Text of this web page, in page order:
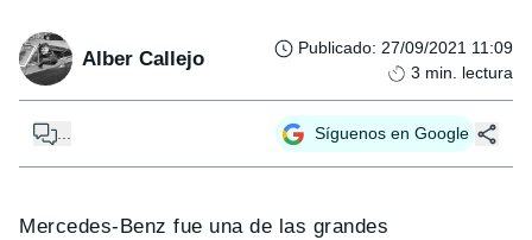
Alber Callejo Publicado: 27/09/2021 11:09
3 min. lectura
... Síguenos en Google
Mercedes-Benz fue una de las grandes